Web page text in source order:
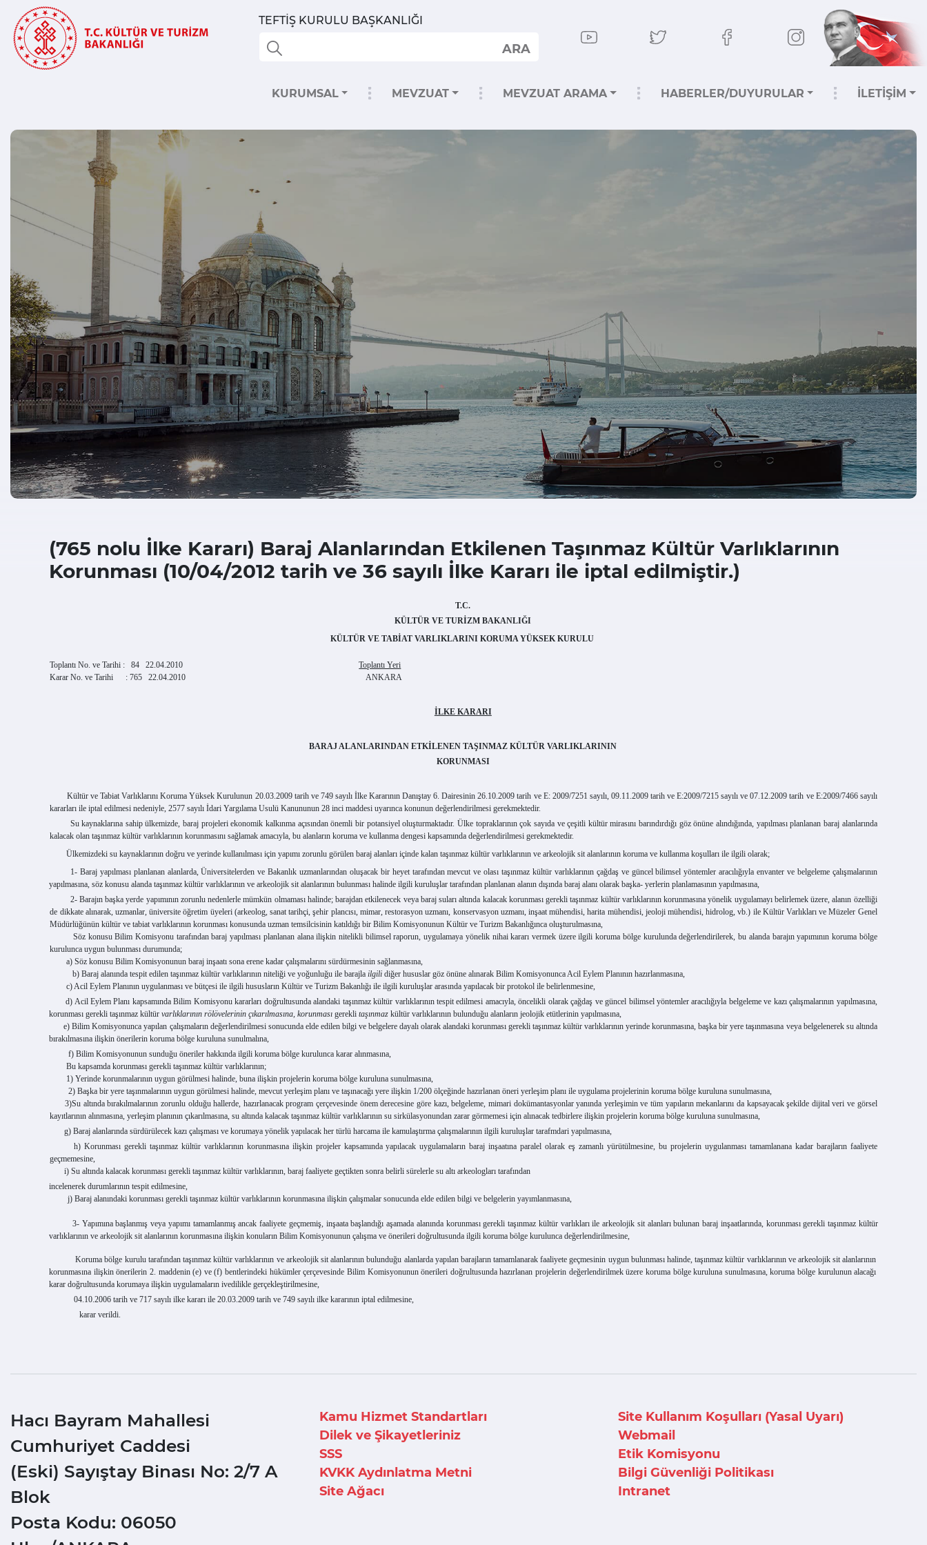
TEFTİŞ KURULU BAŞKANLIĞI
ARA
KURUMSAL MEVZUAT MEVZUAT ARAMA HABERLER/DUYURULAR İLETİŞİM
(765 nolu İlke Kararı) Baraj Alanlarından Etkilenen Taşınmaz Kültür Varlıklarının
Korunması (10/04/2012 tarih ve 36 sayılı İlke Kararı ile iptal edilmiştir.)
T.C.
KÜLTÜR VE TURİZM BAKANLIĞI
KÜLTÜR VE TABİAT VARLIKLARINI KORUMA YÜKSEK KURULU
Toplantı No. ve Tarihi : 84 22.04.2010
Toplantı Yeri
Karar No. ve Tarihi
: 765 22.04.2010 ANKARA
İLKE KARARI
BARAJ ALANLARINDAN ETKİLENEN TAŞINMAZ KÜLTÜR VARLIKLARININ
KORUNMASI
Kültür ve Tabiat Varlıklarını Koruma Yüksek Kurulunun 20.03.2009 tarih ve 749 sayılı İlke Kararının Danıştay 6. Dairesinin 26.10.2009 tarih ve E: 2009/7251 sayılı, 09.11.2009 tarih ve E:2009/7215 sayılı ve 07.12.2009 tarih ve E:2009/7466 sayılı
kararları ile iptal edilmesi nedeniyle, 2577 sayılı İdari Yargılama Usulü Kanununun 28 inci maddesi uyarınca konunun değerlendirilmesi gerekmektedir.
Su kaynaklarına sahip ülkemizde, baraj projeleri ekonomik kalkınma açısından önemli bir potansiyel oluşturmaktadır. Ülke topraklarının çok sayıda ve çeşitli kültür mirasını barındırdığı göz önüne alındığında, yapılması planlanan baraj alanlarında
kalacak olan taşınmaz kültür varlıklarının korunmasını sağlamak amacıyla, bu alanların koruma ve kullanma dengesi kapsamında değerlendirilmesi gerekmektedir.
Ülkemizdeki su kaynaklarının doğru ve yerinde kullanılması için yapımı zorunlu görülen baraj alanları içinde kalan taşınmaz kültür varlıklarının ve arkeolojik sit alanlarının koruma ve kullanma koşulları ile ilgili olarak;
1- Baraj yapılması planlanan alanlarda, Üniversitelerden ve Bakanlık uzmanlarından oluşacak bir heyet tarafından mevcut ve olası taşınmaz kültür varlıklarının çağdaş ve güncel bilimsel yöntemler aracılığıyla envanter ve belgeleme çalışmalarının
yapılmasına, söz konusu alanda taşınmaz kültür varlıklarının ve arkeolojik sit alanlarının bulunması halinde ilgili kuruluşlar tarafından planlanan alanın dışında baraj alanı olarak başka- yerlerin planlamasının yapılmasına,
2- Barajın başka yerde yapımının zorunlu nedenlerle mümkün olmaması halinde; barajdan etkilenecek veya baraj suları altında kalacak korunması gerekli taşınmaz kültür varlıklarının korunmasına yönelik uygulamayı belirlemek üzere, alanın özelliği
de dikkate alınarak, uzmanlar, üniversite öğretim üyeleri (arkeolog, sanat tarihçi, şehir plancısı, mimar, restorasyon uzmanı, konservasyon uzmanı, inşaat mühendisi, harita mühendisi, jeoloji mühendisi, hidrolog, vb.) ile Kültür Varlıkları ve Müzeler Genel
Müdürlüğünün kültür ve tabiat varlıklarının korunması konusunda uzman temsilcisinin katıldığı bir Bilim Komisyonunun Kültür ve Turizm Bakanlığınca oluşturulmasına,
Söz konusu Bilim Komisyonu tarafından baraj yapılması planlanan alana ilişkin nitelikli bilimsel raporun, uygulamaya yönelik nihai kararı vermek üzere ilgili koruma bölge kurulunda değerlendirilerek, bu alanda barajın yapımının koruma bölge
kurulunca uygun bulunması durumunda;
a) Söz konusu Bilim Komisyonunun baraj inşaatı sona erene kadar çalışmalarını sürdürmesinin sağlanmasına,
b) Baraj alanında tespit edilen taşınmaz kültür varlıklarının niteliği ve yoğunluğu ile barajla ilgili diğer hususlar göz önüne alınarak Bilim Komisyonunca Acil Eylem Planının hazırlanmasına,
c) Acil Eylem Planının uygulanması ve bütçesi ile ilgili hususların Kültür ve Turizm Bakanlığı ile ilgili kuruluşlar arasında yapılacak bir protokol ile belirlenmesine,
d) Acil Eylem Planı kapsamında Bilim Komisyonu kararları doğrultusunda alandaki taşınmaz kültür varlıklarının tespit edilmesi amacıyla, öncelikli olarak çağdaş ve güncel bilimsel yöntemler aracılığıyla belgeleme ve kazı çalışmalarının yapılmasına,
korunması gerekli taşınmaz kültür varlıklarının rölövelerinin çıkarılmasına, korunması gerekli taşınmaz kültür varlıklarının bulunduğu alanların jeolojik etütlerinin yapılmasına,
e) Bilim Komisyonunca yapılan çalışmaların değerlendirilmesi sonucunda elde edilen bilgi ve belgelere dayalı olarak alandaki korunması gerekli taşınmaz kültür varlıklarının yerinde korunmasına, başka bir yere taşınmasına veya belgelenerek su altında
bırakılmasına ilişkin önerilerin koruma bölge kuruluna sunulmalına,
f) Bilim Komisyonunun sunduğu öneriler hakkında ilgili koruma bölge kurulunca karar alınmasına,
Bu kapsamda korunması gerekli taşınmaz kültür varlıklarının;
1) Yerinde korunmalarının uygun görülmesi halinde, buna ilişkin projelerin koruma bölge kuruluna sunulmasına,
2) Başka bir yere taşınmalarının uygun görülmesi halinde, mevcut yerleşim planı ve taşınacağı yere ilişkin 1/200 ölçeğinde hazırlanan öneri yerleşim planı ile uygulama projelerinin koruma bölge kuruluna sunulmasına,
3)Su altında bırakılmalarının zorunlu olduğu hallerde, hazırlanacak program çerçevesinde önem derecesine göre kazı, belgeleme, mimari dokümantasyonlar yanında yerleşimin ve tüm yapıların mekanlarını da kapsayacak şekilde dijital veri ve görsel
kayıtlarının alınmasına, yerleşim planının çıkarılmasına, su altında kalacak taşınmaz kültür varlıklarının su sirkülasyonundan zarar görmemesi için alınacak tedbirlere ilişkin projelerin koruma bölge kuruluna sunulmasına,
g) Baraj alanlarında sürdürülecek kazı çalışması ve korumaya yönelik yapılacak her türlü harcama ile kamulaştırma çalışmalarının ilgili kuruluşlar tarafmdari yapılmasına,
h) Korunması gerekli taşınmaz kültür varlıklarının korunmasına ilişkin projeler kapsamında yapılacak uygulamaların baraj inşaatına paralel olarak eş zamanlı yürütülmesine, bu projelerin uygulanması tamamlanana kadar barajların faaliyete
geçmemesine,
i) Su altında kalacak korunması gerekli taşınmaz kültür varlıklarının, baraj faaliyete geçtikten sonra belirli sürelerle su altı arkeologları tarafından
incelenerek durumlarının tespit edilmesine,
j) Baraj alanındaki korunması gerekli taşınmaz kültür varlıklarının korunmasına ilişkin çalışmalar sonucunda elde edilen bilgi ve belgelerin yayımlanmasına,
3-Yapımına başlanmış veya yapımı tamamlanmış ancak faaliyete geçmemiş, inşaata başlandığı aşamada alanında korunması gerekli taşınmaz kültür varlıkları ile arkeolojik sit alanları bulunan baraj inşaatlarında, korunması gerekli taşınmaz kültür
varlıklarının ve arkeolojik sit alanlarının korunmasına ilişkin konuların Bilim Komisyonunun çalışma ve önerileri doğrultusunda ilgili koruma bölge kurulunca değerlendirilmesine,
Koruma bölge kurulu tarafından taşınmaz kültür varlıklarının ve arkeolojik sit alanlarının bulunduğu alanlarda yapılan barajların tamamlanarak faaliyete geçmesinin uygun bulunması halinde, taşınmaz kültür varlıklarının ve arkeolojik sit alanlarının
korunmasına ilişkin önerilerin 2. maddenin (e) ve (f) bentlerindeki hükümler çerçevesinde Bilim Komisyonunun önerileri doğrultusunda hazırlanan projelerin değerlendirilmek üzere koruma bölge kuruluna sunulmasına, koruma bölge kurulunun alacağı
karar doğrultusunda korumaya ilişkin uygulamaların ivedilikle gerçekleştirilmesine,
04.10.2006 tarih ve 717 sayılı ilke kararı ile 20.03.2009 tarih ve 749 sayılı ilke kararının iptal edilmesine,
karar verildi.
Hacı Bayram Mahallesi
Cumhuriyet Caddesi
(Eski) Sayıştay Binası No: 2/7 A
Blok
Posta Kodu: 06050
Kamu Hizmet Standartları
Site Kullanım Koşulları (Yasal Uyarı)
Dilek ve Şikayetleriniz
Webmail
SSS
Etik Komisyonu
KVKK Aydınlatma Metni
Bilgi Güvenliği Politikası
Site Ağacı
Intranet